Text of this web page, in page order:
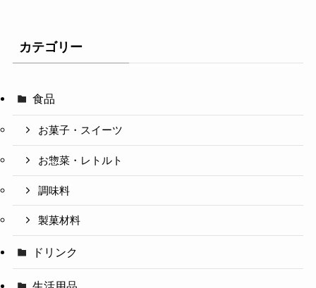
カテゴリー
食品
お菓子・スイーツ
お惣菜・レトルト
調味料
製菓材料
ドリンク